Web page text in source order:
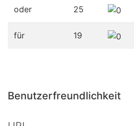
oder 25
für 19
Benutzerfreundlichkeit